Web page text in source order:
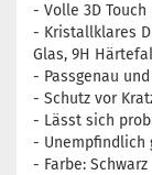
- Volle 3D
- Kristallklares
Glas, 9H
- Passgenau
- Schutz vor
- Lässt sich
- Unempfindlich
- Farbe: Schwarz